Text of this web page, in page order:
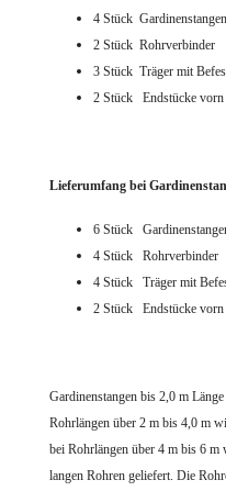
4 Stück
2 Stück Rohrverbinder
3 Stück Träger mit
2 Stück Endstücke vorn
Lieferumfang bei
6 Stück
4 Stück Rohrverbinder
4 Stück Träger mit
2 Stück Endstücke vorn
Gardinenstangen bis 2,0 m
Rohrlängen über 2 m bis 4,0 m
bei Rohrlängen über 4 m bis 6
langen Rohren geliefert. Die